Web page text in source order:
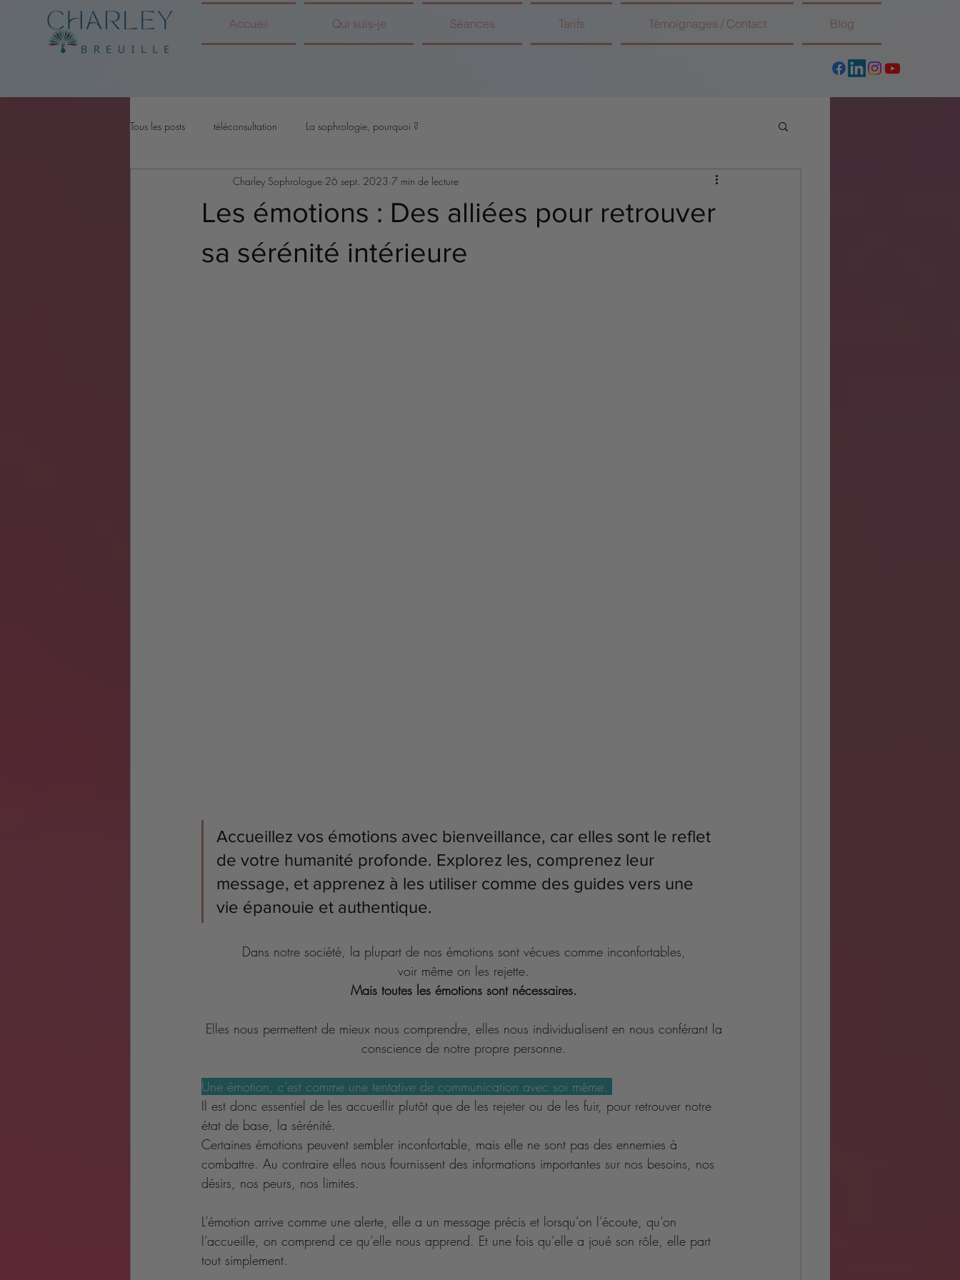
Accueil Qui suis-je Séances Tarifs Témoignages / Contact Blog
Tous les posts téléconsultation La sophrologie, pourquoi ?
Les émotions : Des alliées pour retrouver
sa sérénité intérieure
Charley Sophrologue 26 sept. 2023 7 min de lecture
Accueillez vos émotions avec bienveillance, car elles sont le reflet
de votre humanité profonde. Explorez les, comprenez leur
message, et apprenez à les utiliser comme des guides vers une
vie épanouie et authentique.
Dans notre société, la plupart de nos émotions sont vécues comme inconfortables,
voir même on les rejette.
Mais toutes les émotions sont nécessaires.
Elles nous permettent de mieux nous comprendre, elles nous individualisent en nous conférant la
conscience de notre propre personne.
Une émotion, c’est comme une tentative de communication avec soi même.
Il est donc essentiel de les accueillir plutôt que de les rejeter ou de les fuir, pour retrouver notre
état de base, la sérénité.
Certaines émotions peuvent sembler inconfortable, mais elle ne sont pas des ennemies à
combattre. Au contraire elles nous fournissent des informations importantes sur nos besoins, nos
désirs, nos peurs, nos limites.
L’émotion arrive comme une alerte, elle a un message précis et lorsqu’on l’écoute, qu’on
l’accueille, on comprend ce qu’elle nous apprend. Et une fois qu’elle a joué son rôle, elle part
tout simplement.